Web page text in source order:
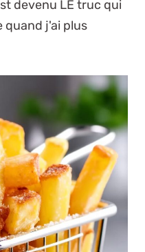
devenu LE truc qui
quand j'ai plus